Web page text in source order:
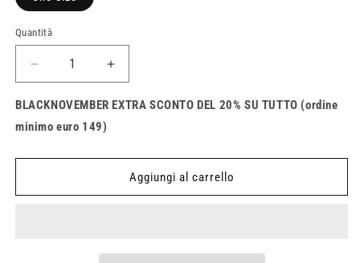
Quantità
Quantità
Diminuisci
quantità
per
Asciugamano
il
Aumenta
quantità
per
il
cambio
BLACKNOVEMBER EXTRA SCONTO DEL 20% SU TUTTO (ordine
minimo euro 149)
Aggiungi al carrello